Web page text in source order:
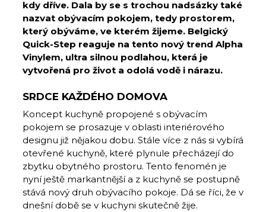
kdy dříve. Dala by se s trochou nadsázky také
nazvat obývacím pokojem, tedy prostorem,
který obýváme, ve kterém žijeme. Belgický
Quick-Step reaguje na tento nový trend Alpha
Vinylem, ultra silnou podlahou, která je
vytvořená pro život a odolá vodě i nárazu.
SRDCE KAŽDÉHO DOMOVA
Koncept kuchyně propojené s obývacím
pokojem se prosazuje v oblasti interiérového
designu již nějakou dobu. Stále více z nás si vybírá
otevřené kuchyně, které plynule přecházejí do
zbytku obytného prostoru. Tento fenomén je
nyní ještě markantnější a z kuchyně se postupně
stává nový druh obývacího pokoje. Dá se říci, že v
dnešní době se v kuchyni skutečně žije.